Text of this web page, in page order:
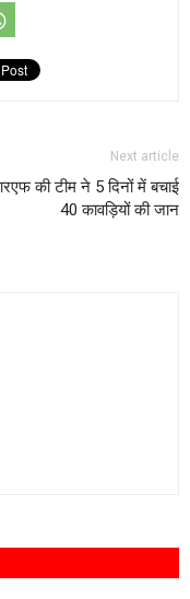
Next article
की टीम ने 5 दिनों में बचाई
40 कावड़ियों की जान